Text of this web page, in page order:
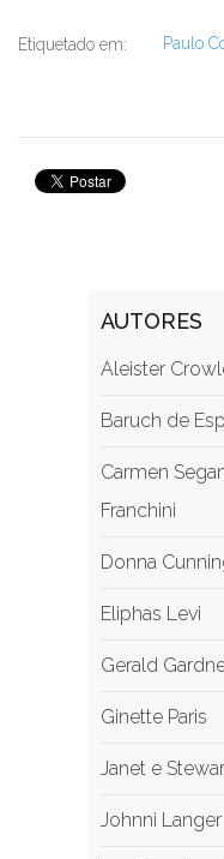
Etiquetado em: Paulo
AUTORES
Aleister
Baruch de
Carmen
Franchini
Donna
Eliphas Levi
Gerald
Ginette Paris
Janet e
Johnni Langer